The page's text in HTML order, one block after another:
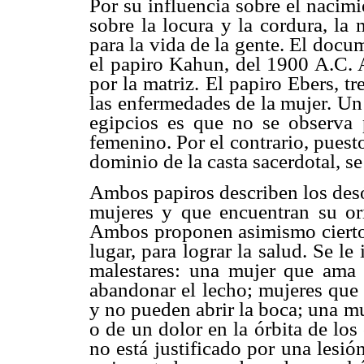
Por su influencia sobre el
sobre la locura y la cordura, la
para la vida de la gente. El
el papiro Kahun, del 1900 A.C.
por la matriz. El papiro Ebers,
las enfermedades de la mujer.
egipcios es que no se
femenino. Por el contrario,
dominio de la casta sacerdotal,
Ambos papiros describen los
mujeres y que encuentran su
Ambos proponen asimismo
lugar, para lograr la salud. Se
malestares: una mujer que
abandonar el lecho; mujeres
y no pueden abrir la boca; una
o de un dolor en la órbita de
no está justificado por una